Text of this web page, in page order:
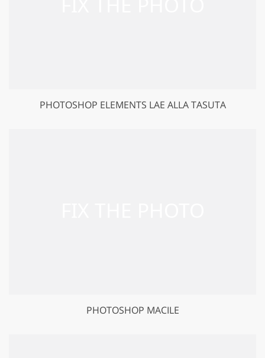
PHOTOSHOP ELEMENTS LAE ALLA TASUTA
PHOTOSHOP MACILE